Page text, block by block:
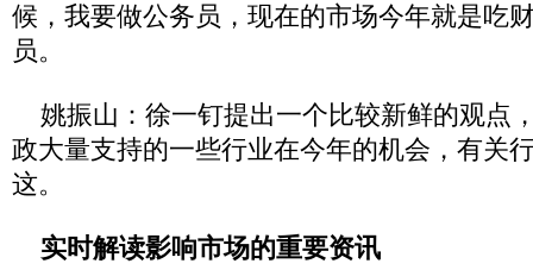
候，我要做公务员，现在的市场今年就是吃
员。
姚振山：徐一钉提出一个比较新鲜的观点
政大量支持的一些行业在今年的机会，有关
这。
实时解读影响市场的重要资讯